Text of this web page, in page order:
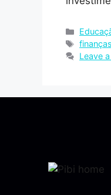
finanças
Leave